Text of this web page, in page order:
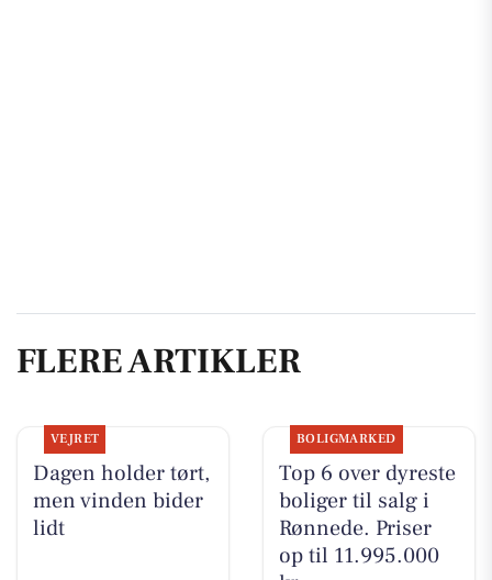
FLERE ARTIKLER
VEJRET
Dagen holder tørt,
men vinden bider
lidt
BOLIGMARKED
Top 6 over dyreste
boliger til salg i
Rønnede. Priser
op til 11.995.000